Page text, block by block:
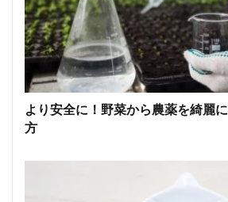
より安全に！野菜から農薬を綺麗
方